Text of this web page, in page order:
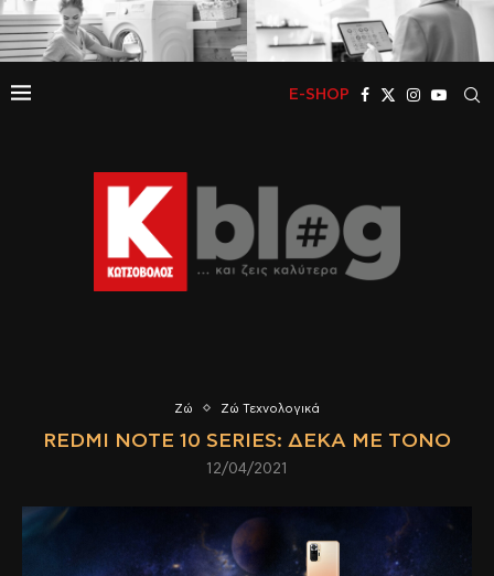
E-SHOP
Ζώ Ζώ Τεχνολογικά
REDMI NOTE 10 SERIES: ΔΈΚΑ ΜΕ ΤΌΝΟ
12/04/2021